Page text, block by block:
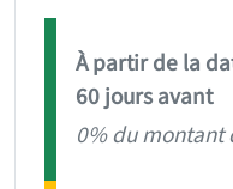
À partir de la
60 jours avant
0% du